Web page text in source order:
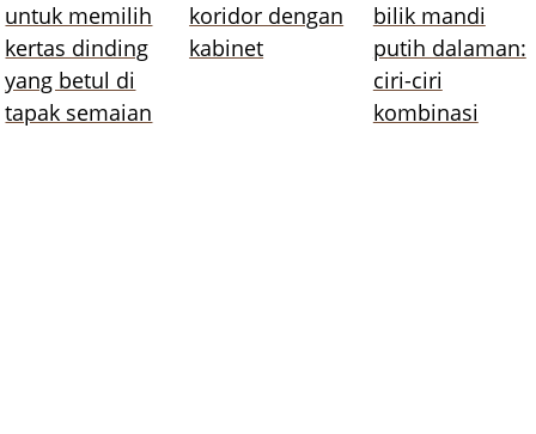
untuk memilih
kertas dinding
yang betul di
tapak semaian
koridor dengan
kabinet
bilik mandi
putih dalaman:
ciri-ciri
kombinasi